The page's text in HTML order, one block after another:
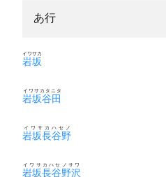
あ行
岩坂
イワサカ
岩坂谷田
イワサカタニタ
岩坂長谷野
イワサカハセノ
岩坂長谷野沢
イワサカハセノサワ